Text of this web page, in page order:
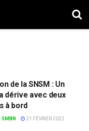
de la SNSM : Un
dérive avec deux
à bord
SMBN 21 FÉVRIER 2022